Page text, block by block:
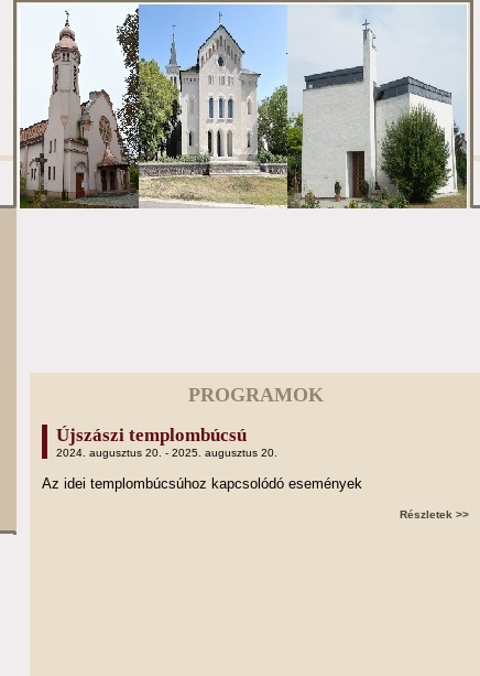
PROGRAMOK
Újszászi templombúcsú
2024. augusztus 20. - 2025. augusztus 20.
Az idei templombúcsúhoz kapcsolódó események
Részletek >>